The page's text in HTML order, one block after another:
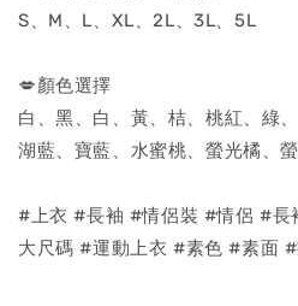
S、M、L、XL、2L、3L、5L
💋顏色選擇
白、黑、白、黃、桔、桃紅、綠
湖藍、寶藍、水蜜桃、螢光橘、
#上衣 #長袖 #情侶裝 #情侶 #長
大尺碼 #運動上衣 #素色 #素面